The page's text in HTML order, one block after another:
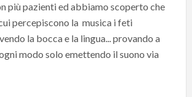
più pazienti ed abbiamo scoperto che
percepiscono la musica i feti
la bocca e la lingua... provando a
modo solo emettendo il suono via